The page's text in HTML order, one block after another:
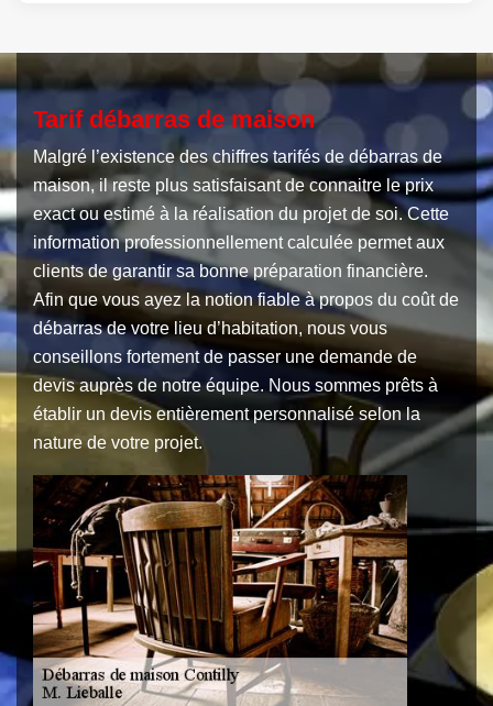
Tarif débarras de maison
Malgré l’existence des chiffres tarifés de débarras de
maison, il reste plus satisfaisant de connaitre le prix
exact ou estimé à la réalisation du projet de soi. Cette
information professionnellement calculée permet aux
clients de garantir sa bonne préparation financière.
Afin que vous ayez la notion fiable à propos du coût de
débarras de votre lieu d’habitation, nous vous
conseillons fortement de passer une demande de
devis auprès de notre équipe. Nous sommes prêts à
établir un devis entièrement personnalisé selon la
nature de votre projet.